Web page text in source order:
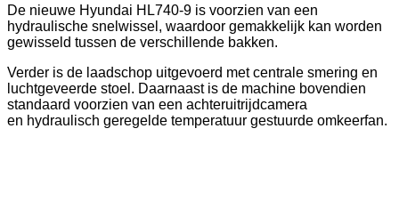
De nieuwe Hyundai HL740-9 is voorzien van een
hydraulische snelwissel, waardoor gemakkelijk kan worden
gewisseld tussen de verschillende bakken.
Verder is de laadschop uitgevoerd met centrale smering en
luchtgeveerde stoel. Daarnaast is de machine bovendien
standaard voorzien van een achteruitrijdcamera
en hydraulisch geregelde temperatuur gestuurde omkeerfan.